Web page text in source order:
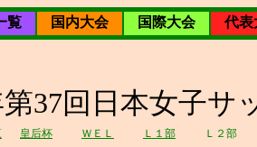
覧 国内大会 国際大会
代表
第37回日本女子サ
皇后杯 ＷＥＬ Ｌ１部 Ｌ２部